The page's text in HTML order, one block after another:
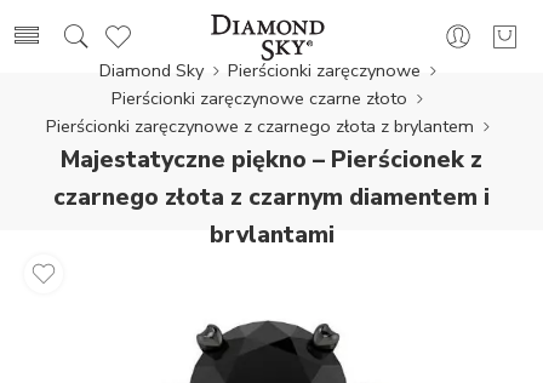
Diamond Sky
Pierścionki zaręczynowe
Pierścionki zaręczynowe czarne złoto
Pierścionki zaręczynowe z czarnego złota z brylantem
Majestatyczne piękno – Pierścionek z
czarnego złota z czarnym diamentem i
brylantami